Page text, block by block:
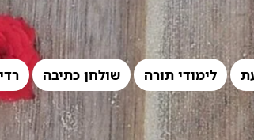
לימודי תורה שולחן כתיבה